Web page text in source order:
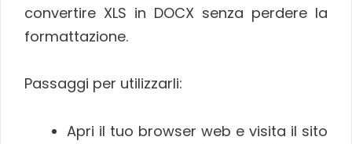
convertire XLS in DOCX senza perdere la
formattazione.
Passaggi per utilizzarli:
Apri il tuo browser web e visita il sito